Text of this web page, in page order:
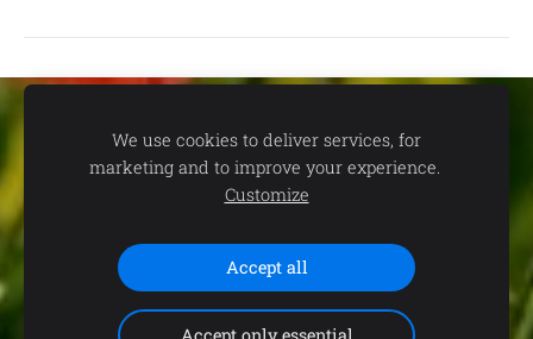
dāvanu un suvenīru veikals TEV:
Aleksandra Čaka ielā 22,
15.00 | Svētdienās un svētku dienās - SLĒGTS 📞Saziņai:
29102646 (+WhatsApp)
We use cookies to deliver services, for
marketing and to improve your experience.
Customize
Accept all